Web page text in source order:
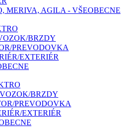
MERIVA, AGILA - VŠEOBECNE
BRZDY
PREVODOVKA
EXTERIÉR
BRZDY
PREVODOVKA
EXTERIÉR